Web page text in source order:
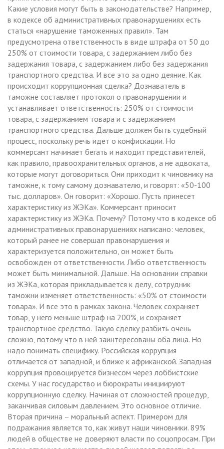
Какие условия могут быть в законодательстве? Например,
в кодексе об административных правонарушениях есть
статься «нарушение таможенных правил». Там
предусмотрена ответственность в виде штрафа от 50 до
250% от стоимости товара, с задержанием либо без
задержания товара, с задержанием либо без задержания
транспортного средства. И все это за одно деяние. Как
происходит коррупционная сделка? Дознаватель в
таможне составляет протокол о правонарушении и
устанавливает ответственность: 250% от стоимости
товара, с задержанием товара и с задержанием
транспортного средства. Дальше должен быть судебный
процесс, поскольку речь идет о конфискации. Но
коммерсант начинает бегать и находит представителей,
как правило, правоохранительных органов, а не адвоката,
которые могут договориться. Они приходит к чиновнику на
таможне, к тому самому дознавателю, и говорят: «50-100
тыс. долларов». Он говорит: «Хорошо. Пусть принесет
характеристику из ЖЭКа». Коммерсант приносит
характеристику из ЖЭКа. Почему? Потому что в кодексе об
административных правонарушениях написано: человек,
который ранее не совершал правонарушения и
характеризуется положительно, он может быть
освобожден от ответственности. Либо ответственность
может быть минимальной. Дальше. На основании справки
из ЖЭКа, которая прикладывается к делу, сотрудник
таможни изменяет ответственность: «50% от стоимости
товара». И все это в рамках закона. Человек сохраняет
товар, у него меньше штраф на 200%, и сохраняет
транспортное средство. Такую сделку разбить очень
сложно, потому что в ней заинтересованы оба лица. Но
надо понимать специфику. Российская коррупция
отличается от западной, и ближе к африканской. Западная
коррупция провоцируется бизнесом через лоббистские
схемы. У нас государство и бюрократы инициируют
коррупционную сделку. Начиная от сложностей процедур,
заканчивая силовым давлением. Это основное отличие.
Вторая причина – моральный аспект. Примером для
подражания является то, как живут наши чиновники. 89%
людей в обществе не доверяют власти по соцопросам. При